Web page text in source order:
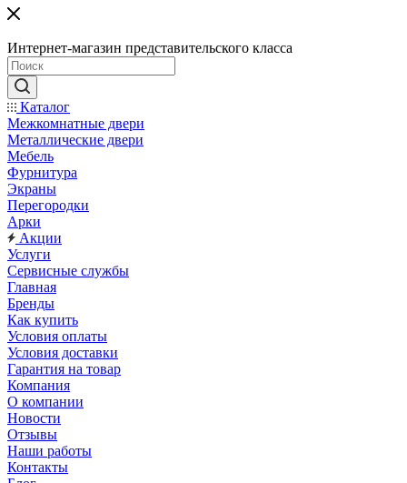
Интернет-магазин представительского класса
Каталог
Межкомнатные двери
Металлические двери
Мебель
Фурнитура
Экраны
Перегородки
Арки
Акции
Услуги
Сервисные службы
Главная
Бренды
Как купить
Условия оплаты
Условия доставки
Гарантия на товар
Компания
О компании
Новости
Отзывы
Наши работы
Контакты